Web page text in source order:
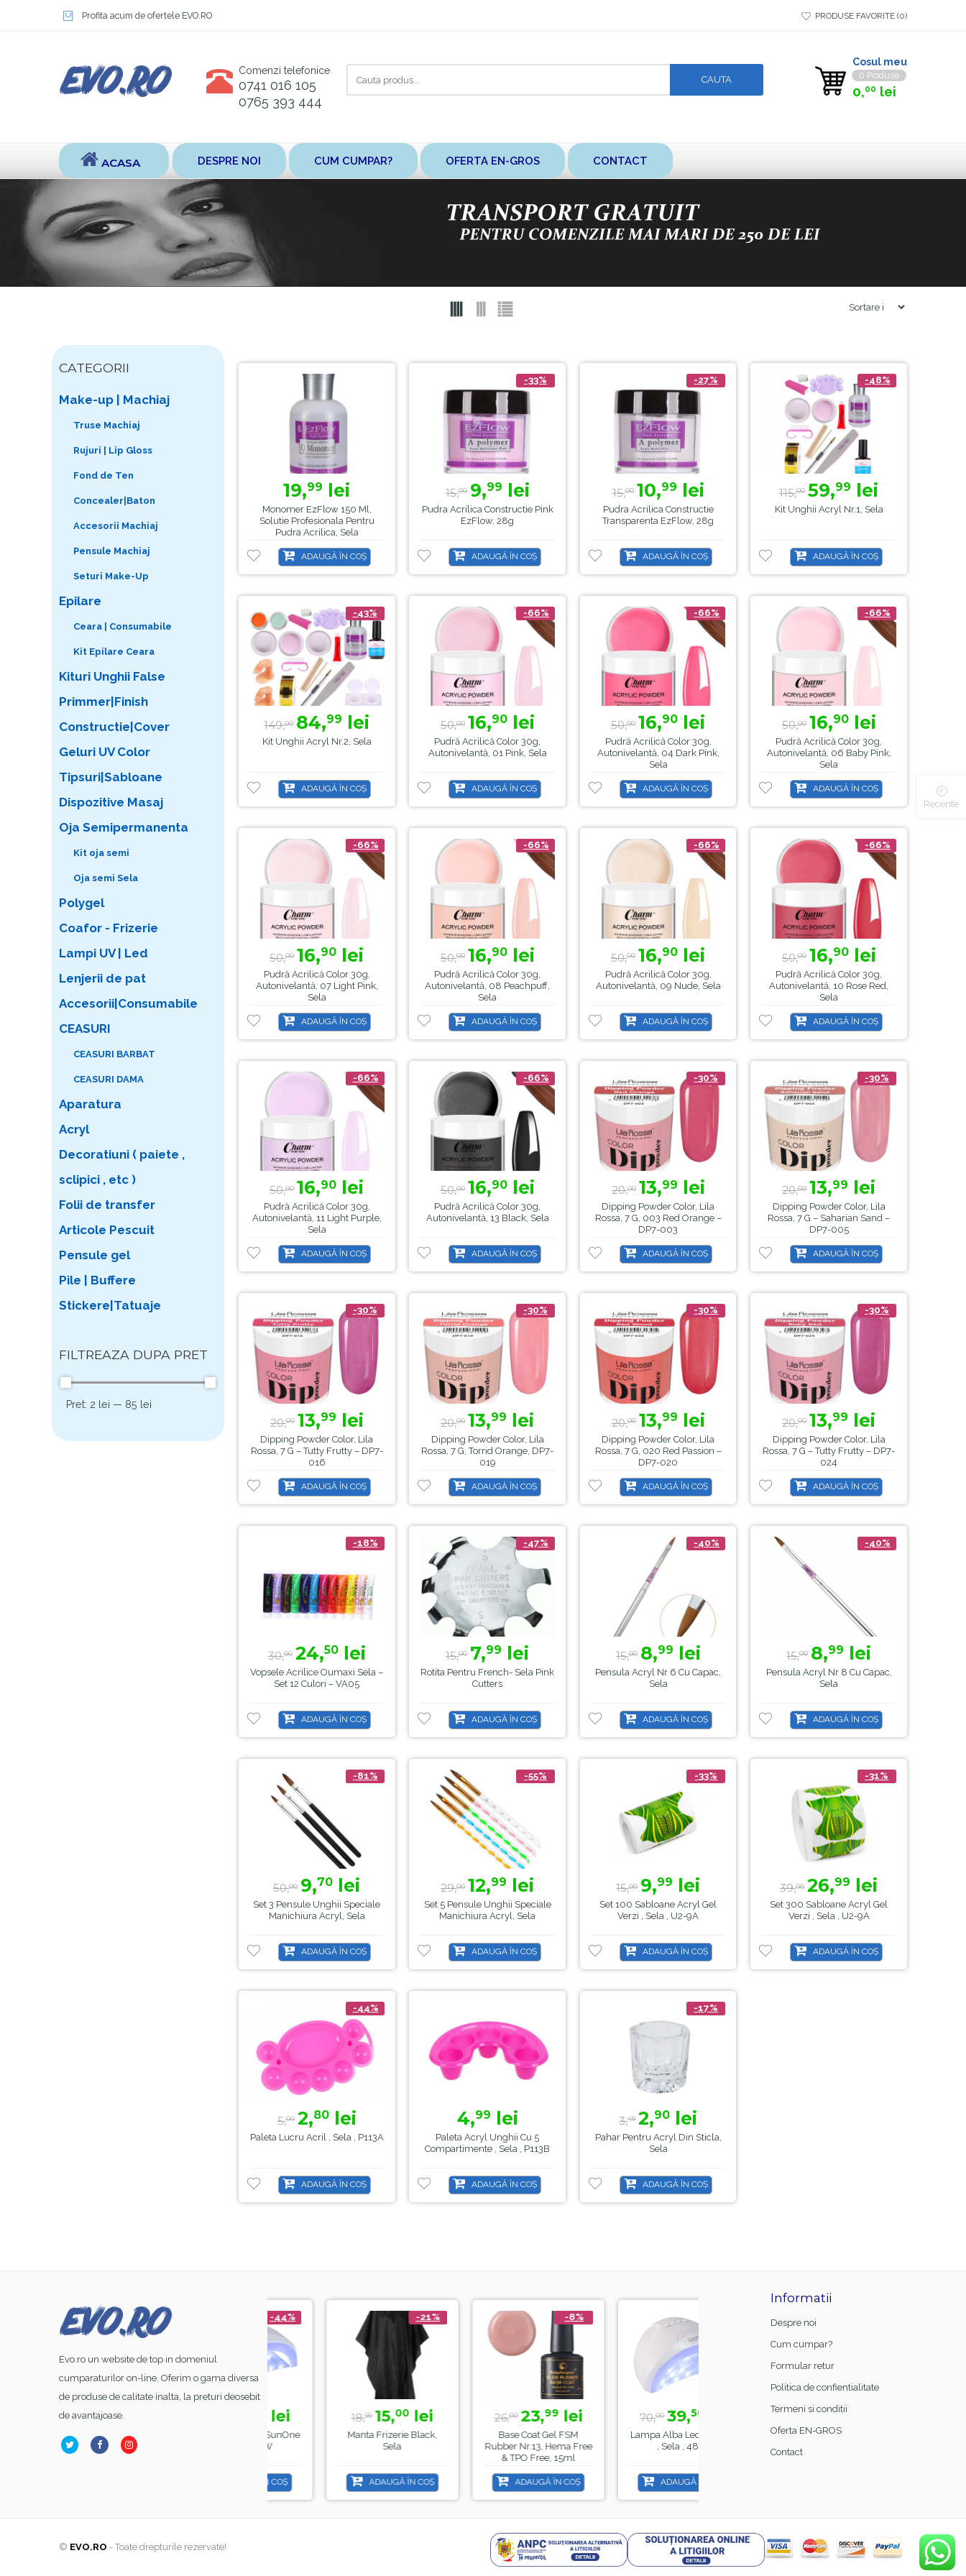
Profita acum de ofertele EVO.RO PRODUSE FAVORITE 0
Comenzi telefonice
0741 016 105
0765 393 444
aici
Cosul meu
0 Produse
0,00 lei
ACASA DESPRE NOI CUM CUMPAR? OFERTA EN-GROS CONTACT
19,99 lei
Monomer EzFlow 150 Ml,
Solutie Profesionala Pentru
Pudra Acrilica, Sela
ADAUGĂ ÎN COȘ
-33%
15,00 9,99 lei
Pudra Acrilica Constructie Pink
EzFlow, 28g
ADAUGĂ ÎN COȘ
-27%
15,00 10,99 lei
Pudra Acrilica Constructie
Transparenta EzFlow, 28g
ADAUGĂ ÎN COȘ
-48%
115,00 59,99 lei
Kit Unghii Acryl Nr.1, Sela
ADAUGĂ ÎN COȘ
-43%
149,00 84,99 lei
Kit Unghii Acryl Nr.2, Sela
ADAUGĂ ÎN COȘ
-66%
50,00 16,90lei
Pudră Acrilică Color 30g,
Autonivelantă, 01 Pink, Sela
ADAUGĂ ÎN COȘ
-66%
50,00 16,90 lei
Pudră Acrilică Color 30g,
Autonivelantă, 04 Dark Pink,
Sela
ADAUGĂ ÎN COȘ
-66%
50,00 16,90lei
Pudră Acrilică Color 30g,
Autonivelantă, 06 Baby Pink,
Sela
ADAUGĂ ÎN COȘ
-66%
50,00 16,90 lei
Pudră Acrilică Color 30g,
Autonivelantă, 07 Light Pink,
Sela
ADAUGĂ ÎN COȘ
-66%
50,00 16,90lei
Pudră Acrilică Color 30g,
Autonivelantă, 08 Peachpuff,
Sela
ADAUGĂ ÎN COȘ
-66%
50,00 16,90 lei
Pudră Acrilică Color 30g,
Autonivelantă, 09 Nude, Sela
ADAUGĂ ÎN COȘ
-66%
50,00 16,90lei
Pudră Acrilică Color 30g,
Autonivelantă, 10 Rose Red,
Sela
ADAUGĂ ÎN COȘ
-66%
50,00 16,90 lei
Pudră Acrilică Color 30g,
Autonivelantă, 11 Light Purple,
Sela
ADAUGĂ ÎN COȘ
-66%
50,00 16,90lei
Pudră Acrilică Color 30g,
Autonivelantă, 13 Black, Sela
ADAUGĂ ÎN COȘ
-30%
20,00 13,99 lei
Dipping Powder Color, Lila
Rossa, 7 G, 003 Red Orange –
DP7-003
ADAUGĂ ÎN COȘ
-30%
20,00 13,99 lei
Dipping Powder Color, Lila
Rossa, 7 G – Saharian Sand –
DP7-005
ADAUGĂ ÎN COȘ
-30%
20,00 13,99 lei
Dipping Powder Color, Lila
Rossa, 7 G – Tutty Frutty – DP7-
016
ADAUGĂ ÎN COȘ
-30%
20,00 13,99 lei
Dipping Powder Color, Lila
Rossa, 7 G, Torrid Orange, DP7-
019
ADAUGĂ ÎN COȘ
-30%
20,00 13,99 lei
Dipping Powder Color, Lila
Rossa, 7 G, 020 Red Passion –
DP7-020
ADAUGĂ ÎN COȘ
-30%
20,00 13,99 lei
Dipping Powder Color, Lila
Rossa, 7 G – Tutty Frutty – DP7-
024
ADAUGĂ ÎN COȘ
-18%
30,00 24,50lei
Vopsele Acrilice Oumaxi Sela –
Set 12 Culori – VA05
ADAUGĂ ÎN COȘ
-47%
15,00 7,99 lei
Rotita Pentru French- Sela Pink
Cutters
ADAUGĂ ÎN COȘ
-40%
15,00 8,99 lei
Pensula Acryl Nr 6 Cu Capac,
Sela
ADAUGĂ ÎN COȘ
-40%
15,00 8,99 lei
Pensula Acryl Nr 8 Cu Capac,
Sela
ADAUGĂ ÎN COȘ
-81%
50,00 9,70 lei
Set 3 Pensule Unghii Speciale
Manichiura Acryl, Sela
ADAUGĂ ÎN COȘ
-55%
29,00 12,99 lei
Set 5 Pensule Unghii Speciale
Manichiura Acryl, Sela
ADAUGĂ ÎN COȘ
-33%
15,00 9,99 lei
Set 100 Sabloane Acryl Gel
Verzi , Sela , U2-9A
ADAUGĂ ÎN COȘ
-31%
39,00 26,99 lei
Set 300 Sabloane Acryl Gel
Verzi , Sela , U2-9A
ADAUGĂ ÎN COȘ
-44%
5,00 2,80lei
Paleta Lucru Acril , Sela , P113A
ADAUGĂ ÎN COȘ
4,99 lei
Paleta Acryl Unghii Cu 5
Compartimente , Sela , P113B
ADAUGĂ ÎN COȘ
-17%
3,49 2,90 lei
Pahar Pentru Acryl Din Sticla,
Sela
ADAUGĂ ÎN COȘ
CATEGORII
Make-up | Machiaj
Truse Machiaj
Rujuri | Lip Gloss
Fond de Ten
Concealer|Baton
Accesorii Machiaj
Pensule Machiaj
Seturi Make-Up
Epilare
Ceara | Consumabile
Kit Epilare Ceara
Kituri Unghii False
Primmer|Finish
Constructie|Cover
Geluri UV Color
Tipsuri|Sabloane
Dispozitive Masaj
Oja Semipermanenta
Kit oja semi
Oja semi Sela
Polygel
Coafor - Frizerie
Lampi UV | Led
Lenjerii de pat
Accesorii|Consumabile
CEASURI
CEASURI BARBAT
CEASURI DAMA
Aparatura
Acryl
Decoratiuni ( paiete ,
sclipici , etc )
Folii de transfer
Articole Pescuit
Pensule gel
Pile | Buffere
Stickere|Tatuaje
FILTREAZA DUPA PRET
Pret: 2 lei — 85 lei
Evo.ro un website de top in domeniul
cumparaturilor on-line. Oferim o gama diversa
de produse de calitate inalta, la preturi deosebit
de avantajoase.
-8%
99lei
Base Coat Gel FSM
Nr.13, Hema Free
& TPO Free, 15ml
-21%
00lei
Manta Frizerie Black,
ADAUGĂ ÎN COȘ
-8%
99lei
Base Coat Gel FSM
Rubber Nr.13, Hema Free
& TPO Free, 15ml
ADAUGĂ ÎN COȘ
-44%
50lei
Lampa Alba Led SunOne
ADAUGĂ ÎN COȘ
-21%
15,00lei
Manta Frizerie Black,
Informatii
Despre noi
Cum cumpar?
Formular retur
Politica de confientialitate
Termeni si conditii
Oferta EN-GROS
Contact
© EVO.RO - Toate drepturile rezervate!
Recente